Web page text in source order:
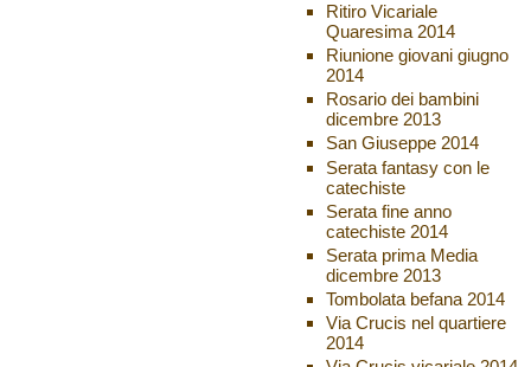
Ritiro Vicariale
Quaresima 2014
Riunione giovani giugno
2014
Rosario dei bambini
dicembre 2013
San Giuseppe 2014
Serata fantasy con le
catechiste
Serata fine anno
catechiste 2014
Serata prima Media
dicembre 2013
Tombolata befana 2014
Via Crucis nel quartiere
2014